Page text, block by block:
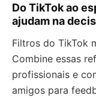
Do TikTok ao
ajudam na
Filtros do TikTok
Combine essas
profissionais e
amigos para